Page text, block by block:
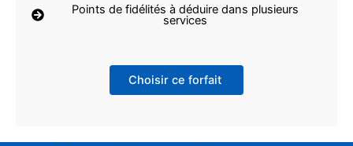
Points de fidélités à déduire dans plusieurs
services
Choisir ce forfait